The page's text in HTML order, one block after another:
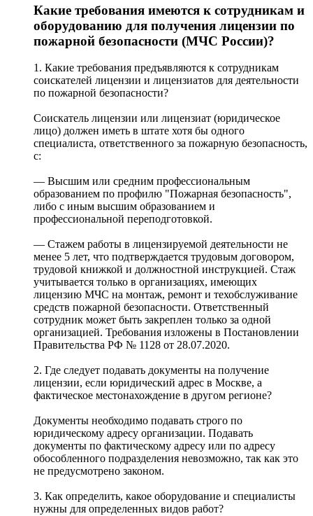
Какие требования имеются к сотрудникам и
оборудованию для получения лицензии по
пожарной безопасности (МЧС России)?
1. Какие требования предъявляются к сотрудникам
соискателей лицензии и лицензиатов для деятельности
по пожарной безопасности?
Соискатель лицензии или лицензиат (юридическое
лицо) должен иметь в штате хотя бы одного
специалиста, ответственного за пожарную безопасность,
с:
— Высшим или средним профессиональным
образованием по профилю "Пожарная безопасность",
либо с иным высшим образованием и
профессиональной переподготовкой.
— Стажем работы в лицензируемой деятельности не
менее 5 лет, что подтверждается трудовым договором,
трудовой книжкой и должностной инструкцией. Стаж
учитывается только в организациях, имеющих
лицензию МЧС на монтаж, ремонт и техобслуживание
средств пожарной безопасности. Ответственный
сотрудник может быть закреплен только за одной
организацией. Требования изложены в Постановлении
Правительства РФ № 1128 от 28.07.2020.
2. Где следует подавать документы на получение
лицензии, если юридический адрес в Москве, а
фактическое местонахождение в другом регионе?
Документы необходимо подавать строго по
юридическому адресу организации. Подавать
документы по фактическому адресу или по адресу
обособленного подразделения невозможно, так как это
не предусмотрено законом.
3. Как определить, какое оборудование и специалисты
нужны для определенных видов работ?